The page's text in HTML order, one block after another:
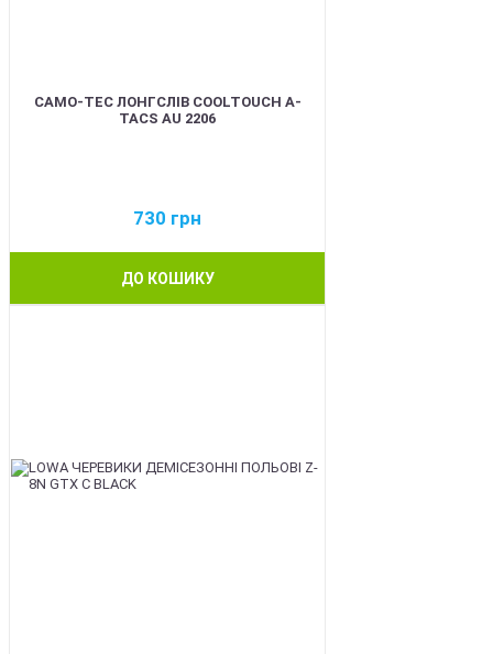
CAMO-TEC ЛОНГСЛІВ COOLTOUCH A-
TACS AU 2206
730 грн
ДО КОШИКУ